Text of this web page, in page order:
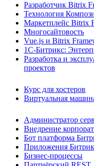
Разработчик Bitrix
Технология
Маркетплейс Bitrix
Многосайтовость
Vue.js и Bitrix
1С-Битрикс:
Разработка и
проектов
Курс для хостеров
Виртуальная
Администратор
Внедрение
Бот платформа
Приложения
Бизнес-процессы